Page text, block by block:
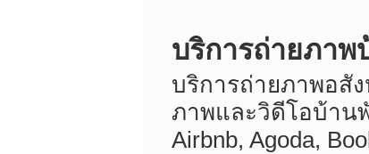
บริการถ่ายภา
บริการถ่ายภาพอสั
ภาพและวิดีโอบ้าน
Airbnb, Agoda,